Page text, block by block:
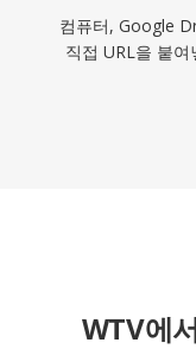
컴퓨터, Google
직접 URL을 붙
WTV에